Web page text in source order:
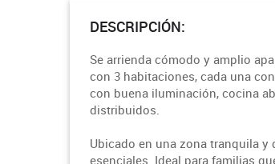
DESCRIPCIÓN:
Se arrienda cómodo y amplio
con 3 habitaciones, cada una
con buena iluminación, cocina
distribuidos.
Ubicado en una zona tranquila
esenciales. Ideal para familias